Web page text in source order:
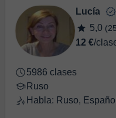
Lucía
5,0
12 €/
5986 clases
Ruso
Habla: Ruso, Español